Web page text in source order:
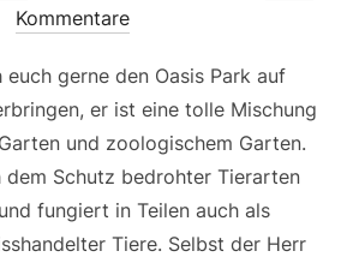
am
Kommentare
gerne den Oasis Park auf
er ist eine tolle Mischung
und zoologischem Garten.
dem Schutz bedrohter Tierarten
fungiert in Teilen auch als
Tiere. Selbst der Herr